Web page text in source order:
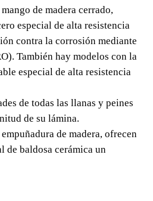
de madera cerrado, tienen
de alta resistencia al
contra la corrosión mediante
de madera cerrado,
especial de alta resistencia
contra la corrosión mediante
También hay modelos con la
especial de alta resistencia
de todas las llanas y peines
de su lámina.
de madera, ofrecen
de baldosa cerámica un